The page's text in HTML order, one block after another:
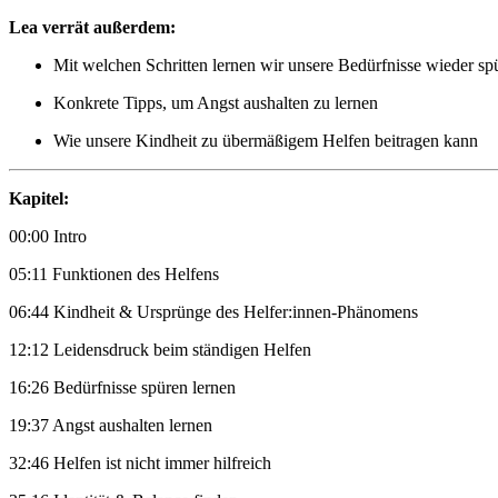
Lea verrät außerdem:
Mit welchen Schritten lernen wir unsere Bedürfnisse wieder
Konkrete Tipps, um Angst aushalten zu lernen
Wie unsere Kindheit zu übermäßigem Helfen beitragen kann
Kapitel:
00:00 Intro
05:11 Funktionen des Helfens
06:44 Kindheit & Ursprünge des Helfer:innen-Phänomens
12:12 Leidensdruck beim ständigen Helfen
16:26 Bedürfnisse spüren lernen
19:37 Angst aushalten lernen
32:46 Helfen ist nicht immer hilfreich